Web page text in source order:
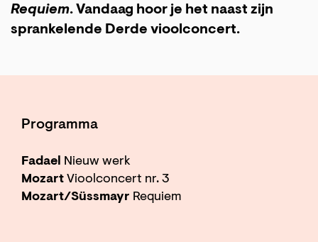
Requiem. Vandaag hoor je het naast zijn
sprankelende Derde vioolconcert.
Programma
Fadael Nieuw werk
Mozart Vioolconcert nr. 3
Mozart/Süssmayr Requiem